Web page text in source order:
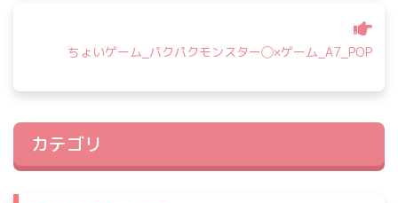
ちょいゲーム_パクパクモンスター◯×ゲーム_A7_POP
カテゴリ